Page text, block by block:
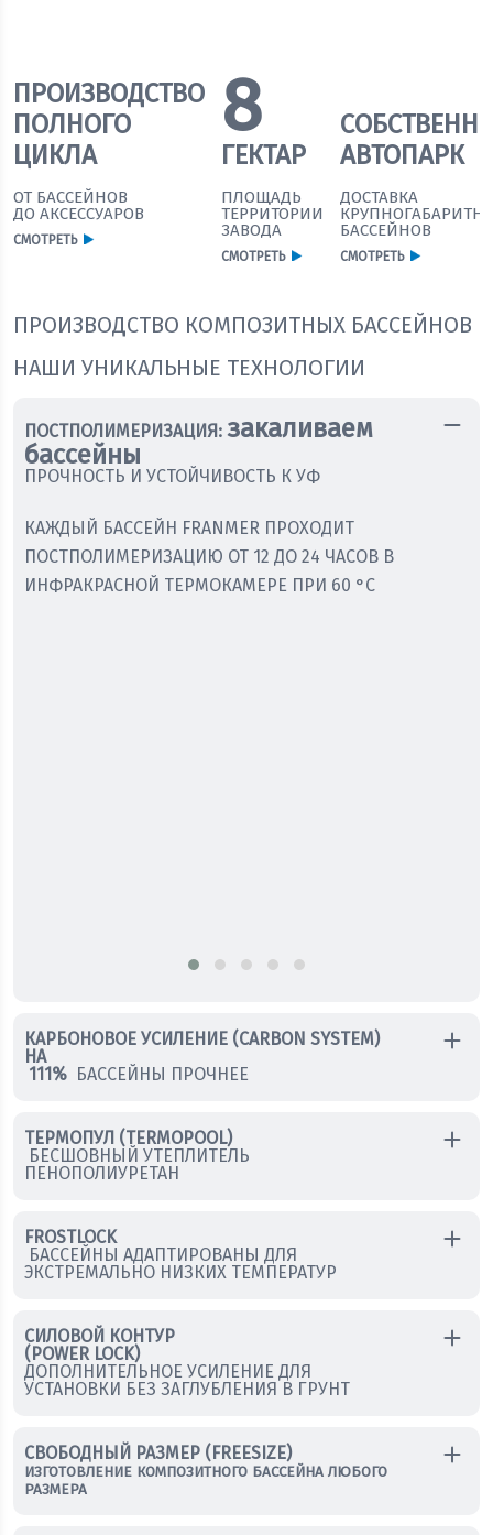
ПРОИЗВОДСТВО
ПОЛНОГО
ЦИКЛА
8
ГЕКТАР
АВТОПАРК
ОТ БАССЕЙНОВ
ДО АКСЕССУАРОВ
СМОТРЕТЬ
ПЛОЩАДЬ
ТЕРРИТОРИИ
ЗАВОДА
СМОТРЕТЬ
ДОСТАВКА
БАССЕЙНОВ
СМОТРЕТЬ
ПРОИЗВОДСТВО КОМПОЗИТНЫХ БАССЕЙНОВ
НАШИ УНИКАЛЬНЫЕ ТЕХНОЛОГИИ
ПОСТПОЛИМЕРИЗАЦИЯ: закаливаем
бассейны
ПРОЧНОСТЬ И УСТОЙЧИВОСТЬ К УФ
КАЖДЫЙ БАССЕЙН FRANMER ПРОХОДИТ
ПОСТПОЛИМЕРИЗАЦИЮ ОТ 12 ДО 24 ЧАСОВ В
ИНФРАКРАСНОЙ ТЕРМОКАМЕРЕ ПРИ 60 °C
КАРБОНОВОЕ УСИЛЕНИЕ (CARBON SYSTEM)
НА
111% БАССЕЙНЫ ПРОЧНЕЕ
ТЕРМОПУЛ (TERMOPOOL)
БЕСШОВНЫЙ УТЕПЛИТЕЛЬ
ПЕНОПОЛИУРЕТАН
FROSTLOCK
БАССЕЙНЫ АДАПТИРОВАНЫ ДЛЯ
ЭКСТРЕМАЛЬНО НИЗКИХ ТЕМПЕРАТУР
СИЛОВОЙ КОНТУР
(POWER LOCK)
ДОПОЛНИТЕЛЬНОЕ УСИЛЕНИЕ ДЛЯ
УСТАНОВКИ БЕЗ ЗАГЛУБЛЕНИЯ В ГРУНТ
СВОБОДНЫЙ РАЗМЕР (FREESIZE)
ИЗГОТОВЛЕНИЕ КОМПОЗИТНОГО БАССЕЙНА ЛЮБОГО
РАЗМЕРА